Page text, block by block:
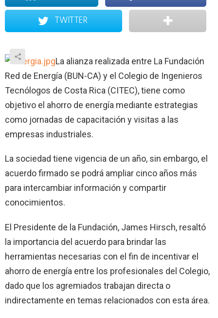
TWITTER
La alianza realizada entre La Fundación
Red de Energía (BUN-CA) y el Colegio de Ingenieros
Tecnólogos de Costa Rica (CITEC), tiene como
objetivo el ahorro de energía mediante estrategias
como jornadas de capacitación y visitas a las
empresas industriales.
La sociedad tiene vigencia de un año, sin embargo, el
acuerdo firmado se podrá ampliar cinco años más
para intercambiar información y compartir
conocimientos.
El Presidente de la Fundación, James Hirsch, resaltó
la importancia del acuerdo para brindar las
herramientas necesarias con el fin de incentivar el
ahorro de energía entre los profesionales del Colegio,
dado que los agremiados trabajan directa o
indirectamente en temas relacionados con esta área.